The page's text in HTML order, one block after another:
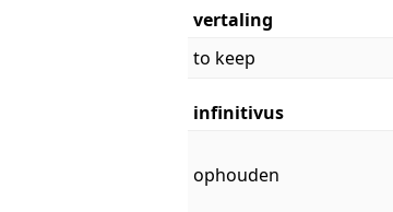
vertaling
to keep
infinitivus
ophouden